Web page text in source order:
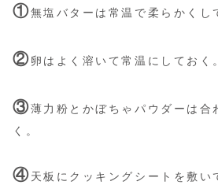
①無塩バターは常温で柔らかくし
②卵はよく溶いて常温にしておく
③薄力粉とかぼちゃパウダーは合
く。
④天板にクッキングシートを敷い